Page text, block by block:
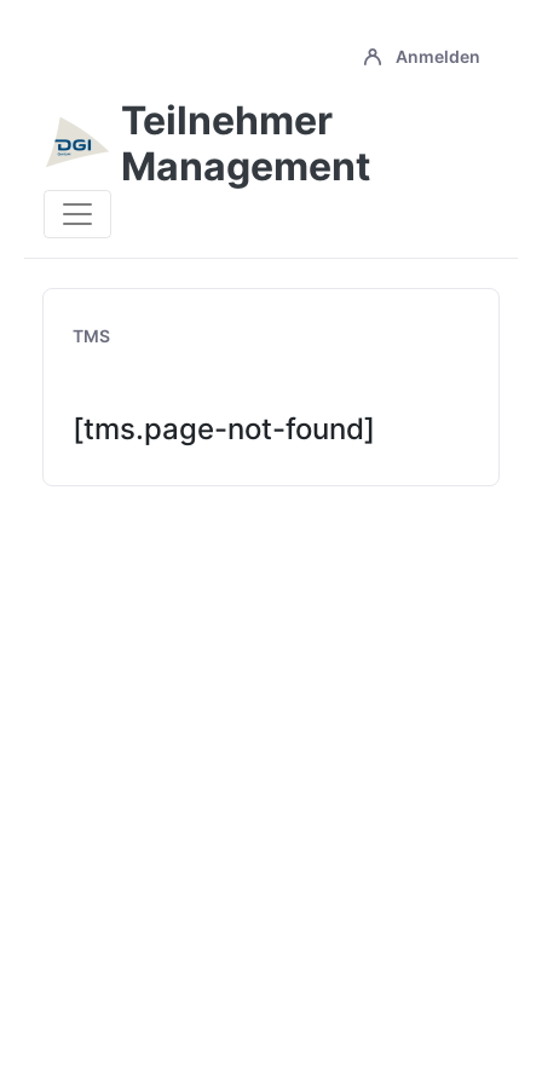
Anmelden
Teilnehmer
Management
Registration
TMS
[tms.page-not-found]